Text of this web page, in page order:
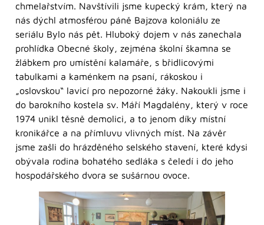
chmelařstvím. Navštívili jsme kupecký krám, který na
nás dýchl atmosférou páně Bajzova koloniálu ze
seriálu Bylo nás pět. Hluboký dojem v nás zanechala
prohlídka Obecné školy, zejména školní škamna se
žlábkem pro umístění kalamáře, s břidlicovými
tabulkami a kaménkem na psaní, rákoskou i
„oslovskou“ lavicí pro nepozorné žáky. Nakoukli jsme i
do barokního kostela sv. Máří Magdalény, který v roce
1974 unikl těsně demolici, a to jenom díky místní
kronikářce a na přímluvu vlivných míst. Na závěr
jsme zašli do hrázděného selského stavení, které kdysi
obývala rodina bohatého sedláka s čeledí i do jeho
hospodářského dvora se sušárnou ovoce.